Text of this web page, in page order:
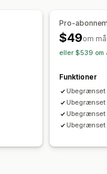
Pro-
$49om
eller $539 om
Funktioner